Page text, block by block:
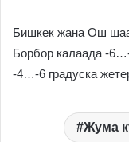
Бишкек жана Ош
Борбор калаада -
-4…-6 градуска
Жума